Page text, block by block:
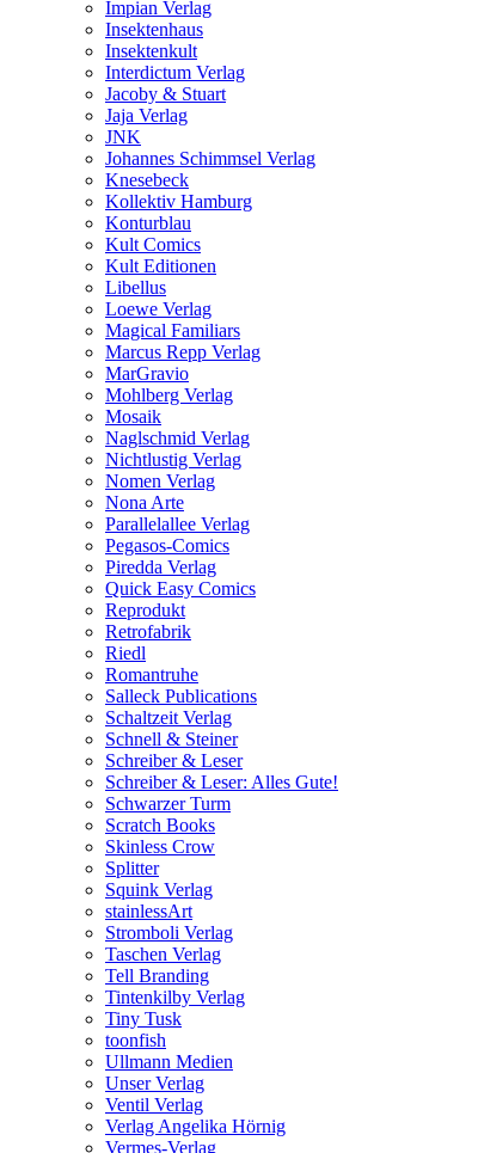
Impian Verlag
Insektenhaus
Insektenkult
Interdictum Verlag
Jacoby & Stuart
Jaja Verlag
JNK
Johannes Schimmsel Verlag
Knesebeck
Kollektiv Hamburg
Konturblau
Kult Comics
Kult Editionen
Libellus
Loewe Verlag
Magical Familiars
Marcus Repp Verlag
MarGravio
Mohlberg Verlag
Mosaik
Naglschmid Verlag
Nichtlustig Verlag
Nomen Verlag
Nona Arte
Parallelallee Verlag
Pegasos-Comics
Piredda Verlag
Quick Easy Comics
Reprodukt
Retrofabrik
Riedl
Romantruhe
Salleck Publications
Schaltzeit Verlag
Schnell & Steiner
Schreiber & Leser
Schreiber & Leser: Alles Gute!
Schwarzer Turm
Scratch Books
Skinless Crow
Splitter
Squink Verlag
stainlessArt
Stromboli Verlag
Taschen Verlag
Tell Branding
Tintenkilby Verlag
Tiny Tusk
toonfish
Ullmann Medien
Unser Verlag
Ventil Verlag
Verlag Angelika Hörnig
Vermes-Verlag